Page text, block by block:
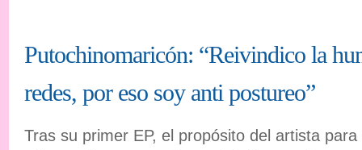
Putochinomaricón: “Reivindico la
redes, por eso soy anti postureo”
Tras su primer EP, el propósito del artista para